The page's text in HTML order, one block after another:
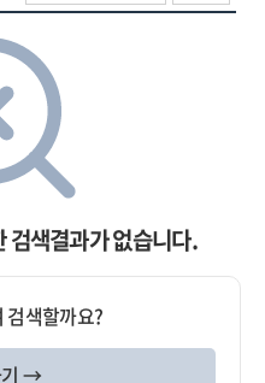
검색결과가 없습니다.
검색할까요?
기 →